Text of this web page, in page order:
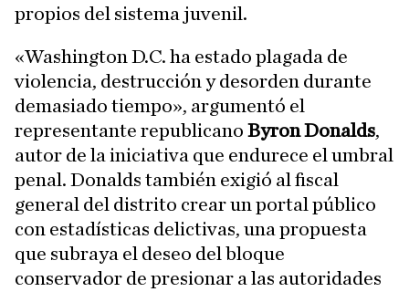
propios del sistema juvenil.
«Washington D.C. ha estado plagada de
violencia, destrucción y desorden durante
demasiado tiempo», argumentó el
representante republicano Byron Donalds,
autor de la iniciativa que endurece el umbral
penal. Donalds también exigió al fiscal
general del distrito crear un portal público
con estadísticas delictivas, una propuesta
que subraya el deseo del bloque
conservador de presionar a las autoridades